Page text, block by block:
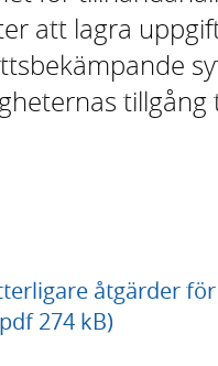
att lagra
tillgång
åtgärder
274 kB)